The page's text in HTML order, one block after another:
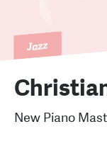
Jazz
New Piano